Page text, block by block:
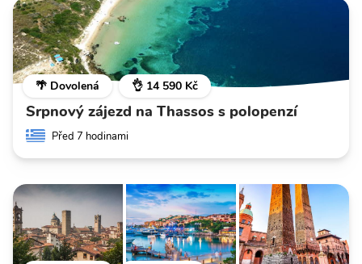
🌴 Dovolená 👌 14 590 Kč
Srpnový zájezd na Thassos s polopenzí
Před 7 hodinami